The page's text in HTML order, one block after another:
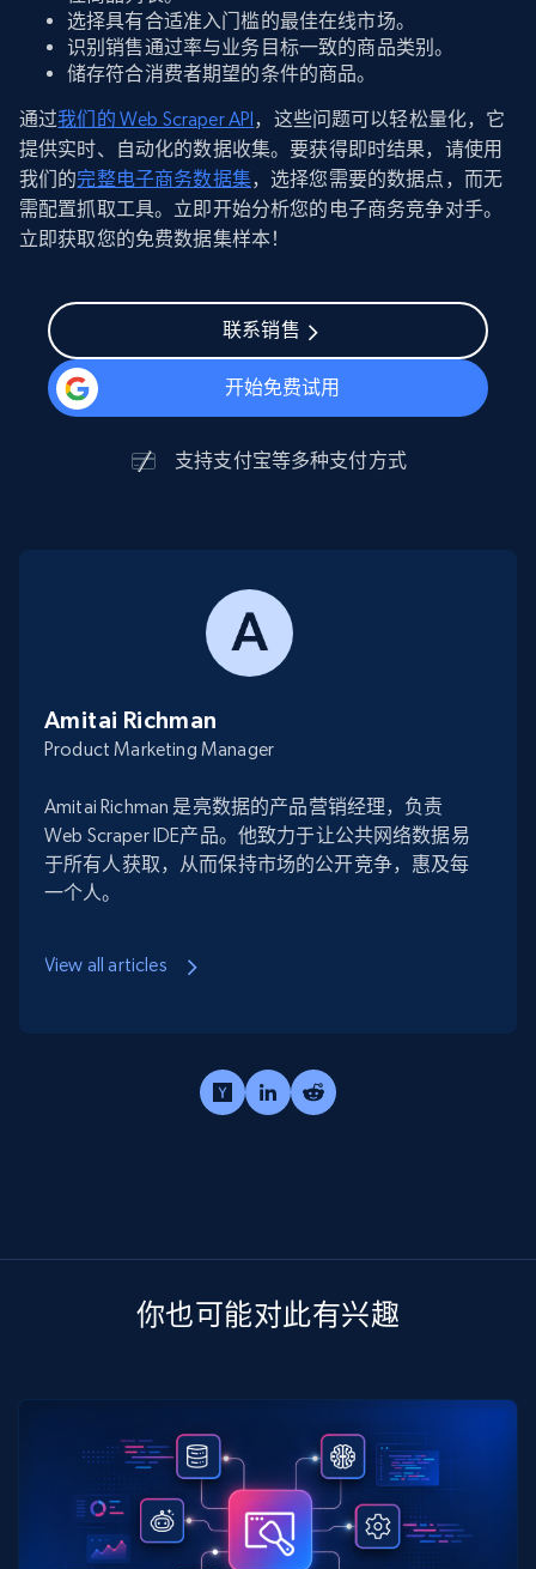
选择具有合适准入门槛的最佳在线市场。
识别销售通过率与业务目标一致的商品类别。
储存符合消费者期望的条件的商品。
通过我们的 Web Scraper API ，这些问题可以轻松量化，它
提供实时、自动化的数据收集。要获得即时结果，请使用
我们的完整电子商务数据集，选择您需要的数据点，而无
需配置抓取工具。立即开始分析您的电子商务竞争对手。
立即获取您的免费数据集样本！
联系销售
开始免费试用
支持支付宝等多种支付方式
Amitai Richman
Product Marketing Manager
Amitai Richman 是亮数据的产品营销经理，负责
Web Scraper IDE产品。他致力于让公共网络数据易
于所有人获取，从而保持市场的公开竞争，惠及每
一个人。
View all articles
你也可能对此有兴趣